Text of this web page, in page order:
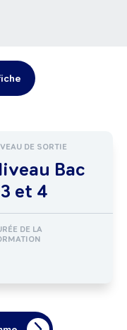
DE SORTIE
Bac
et 4
DE LA